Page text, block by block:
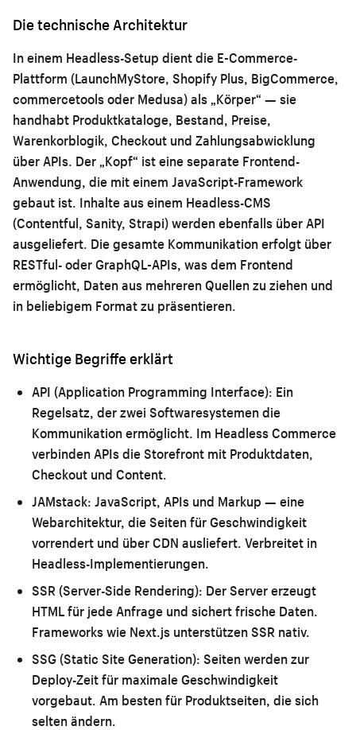
Die technische Architektur
In einem Headless-Setup dient die E-Commerce-
Plattform (LaunchMyStore, Shopify Plus, BigCommerce,
commercetools oder Medusa) als „Körper“ — sie
handhabt Produktkataloge, Bestand, Preise,
Warenkorblogik, Checkout und Zahlungsabwicklung
über APIs. Der „Kopf“ ist eine separate Frontend-
Anwendung, die mit einem JavaScript-Framework
gebaut ist. Inhalte aus einem Headless-CMS
(Contentful, Sanity, Strapi) werden ebenfalls über API
ausgeliefert. Die gesamte Kommunikation erfolgt über
RESTful- oder GraphQL-APIs, was dem Frontend
ermöglicht, Daten aus mehreren Quellen zu ziehen und
in beliebigem Format zu präsentieren.
Wichtige Begriffe erklärt
API (Application Programming Interface): Ein
Regelsatz, der zwei Softwaresystemen die
Kommunikation ermöglicht. Im Headless Commerce
verbinden APIs die Storefront mit Produktdaten,
Checkout und Content.
JAMstack: JavaScript, APIs und Markup — eine
Webarchitektur, die Seiten für Geschwindigkeit
vorrendert und über CDN ausliefert. Verbreitet in
Headless-Implementierungen.
SSR (Server-Side Rendering): Der Server erzeugt
HTML für jede Anfrage und sichert frische Daten.
Frameworks wie Next.js unterstützen SSR nativ.
SSG (Static Site Generation): Seiten werden zur
Deploy-Zeit für maximale Geschwindigkeit
vorgebaut. Am besten für Produktseiten, die sich
selten ändern.